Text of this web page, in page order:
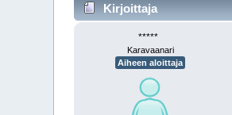
Kirjoittaja
*****
Karavaanari
Aiheen aloittaja